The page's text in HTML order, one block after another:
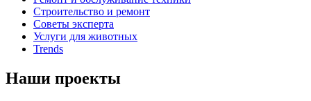
Строительство и ремонт
Советы эксперта
Услуги для животных
Trends
Наши проекты